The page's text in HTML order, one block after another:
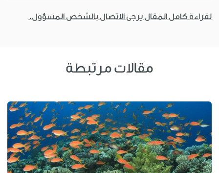
لقراءة كامل المقال يرجى الاتصال بالشخص المسؤول.
مقالات مرتبطة